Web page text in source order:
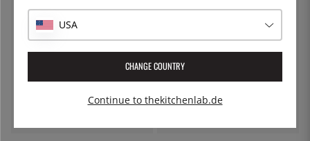
Gastrolöffel / Servierlöffel
ETI
Zucker-, Saft- und
Marmeladenthermometer,
rostfrei - ETI
USA
CHANGE COUNTRY
Continue to thekitchenlab.de